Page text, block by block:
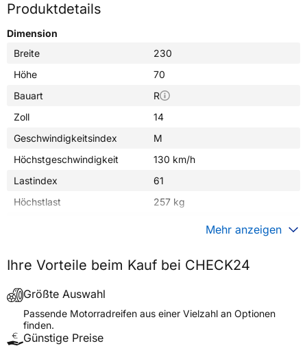
Produktdetails
Dimension
Breite
230
Höhe
70
Bauart
R
Zoll
14
Geschwindigkeitsindex
M
Höchstgeschwindigkeit
130 km/h
Lastindex
61
Höchstlast
257 kg
Fahrzeugtyp
Motorrad
Verwendung
Modellname
TERRA HOOK
Reifenposition
Mehr anzeigen
Ihre Vorteile beim Kauf bei CHECK24
Größte Auswahl
Passende Motorradreifen aus einer Vielzahl an Optionen
finden.
Günstige Preise